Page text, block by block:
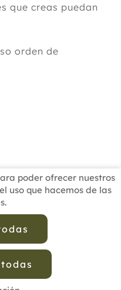
que creas puedan
orden de
poder ofrecer nuestros
uso que hacemos de las
de Datos
Política de Cookies